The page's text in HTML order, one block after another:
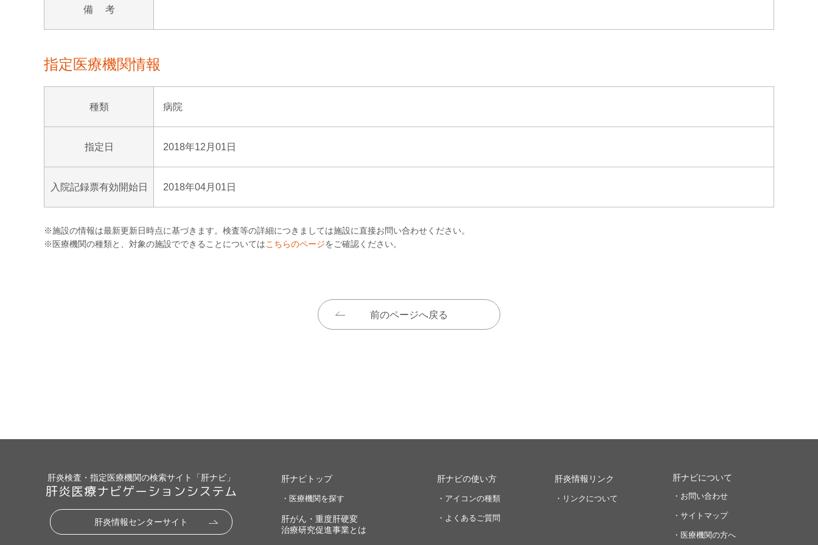
備 考
指定医療機関情報
種類 病院
指定日 2018年12月01日
入院記録票有効開始日 2018年04月01日
※施設の情報は最新更新日時点に基づきます。検査等の詳細につきましては施設に直接お問い合わせください。
※医療機関の種類と、対象の施設でできることについてはこちらのページをご確認ください。
前のページへ戻る
肝炎検査・指定医療機関の検索サイト「肝ナビ」
肝炎医療ナビゲーションシステム
肝炎情報センターサイト
肝ナビトップ
・医療機関を探す
肝がん・重度肝硬変
治療研究促進事業とは
肝ナビの使い方
・アイコンの種類
・よくあるご質問
肝炎情報リンク
・リンクについて
肝ナビについて
・お問い合わせ
・サイトマップ
・医療機関の方へ